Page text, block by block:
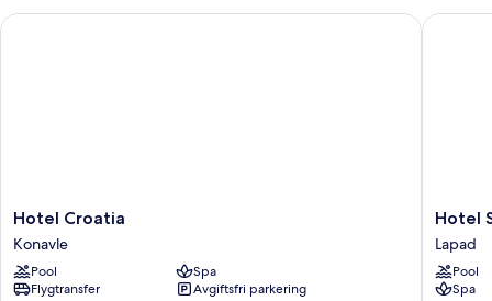
Hotel
Croatia
Konavle
Hotel Croatia
Konavle
Pool
Spa
Flygtransfer
Avgiftsfri parkering
Hotel Croatia
Hotel
Lapad
Hotel
Lapad
Pool
Spa
Hotel